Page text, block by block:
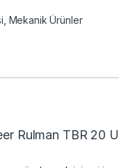
Mekanik Ürünler
Rulman TBR 20